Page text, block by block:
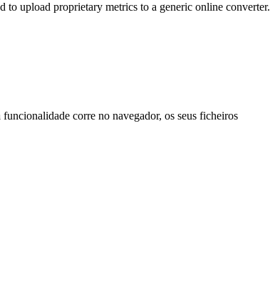
upload proprietary metrics to a generic online converter.
corre no navegador, os seus ficheiros